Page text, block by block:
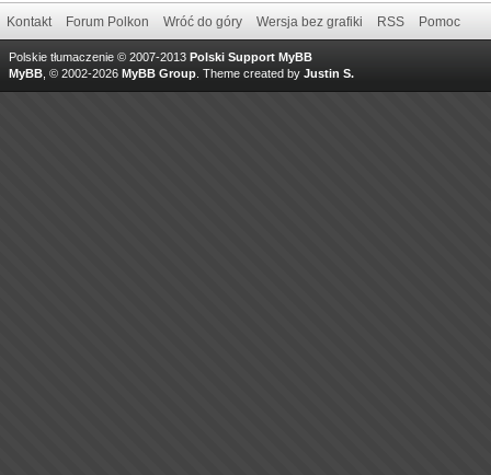
Kontakt Forum Polkon Wróć do góry Wersja bez grafiki RSS Pomoc
Polskie tłumaczenie © 2007-2013 Polski Support MyBB
MyBB , © 2002-2026 MyBB Group Theme created by Justin S.